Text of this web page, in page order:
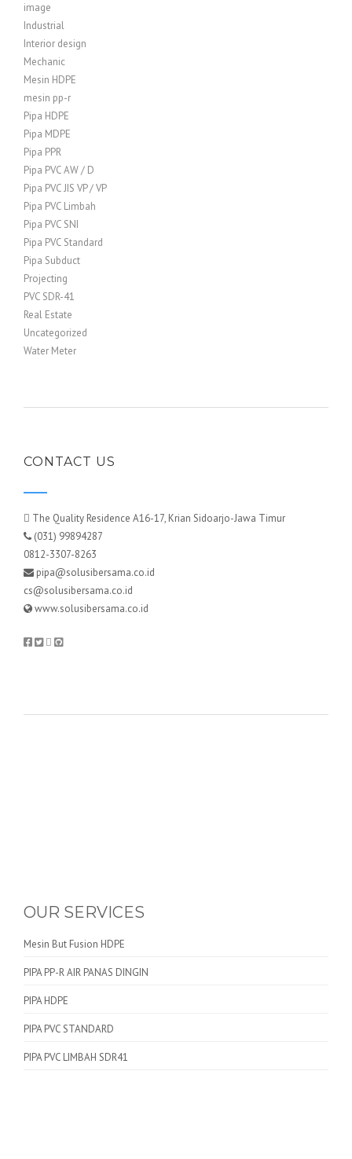
image
Industrial
Interior design
Mechanic
Mesin HDPE
mesin pp-r
Pipa HDPE
Pipa MDPE
Pipa PPR
Pipa PVC AW / D
Pipa PVC JIS VP / VP
Pipa PVC Limbah
Pipa PVC SNI
Pipa PVC Standard
Pipa Subduct
Projecting
PVC SDR-41
Real Estate
Uncategorized
Water Meter
CONTACT US
The Quality Residence A16-17, Krian Sidoarjo-Jawa Timur
(031) 99894287
0812-3307-8263
pipa@solusibersama.co.id
cs@solusibersama.co.id
www.solusibersama.co.id
OUR SERVICES
Mesin But Fusion HDPE
PIPA PP-R AIR PANAS DINGIN
PIPA HDPE
PIPA PVC STANDARD
PIPA PVC LIMBAH SDR41